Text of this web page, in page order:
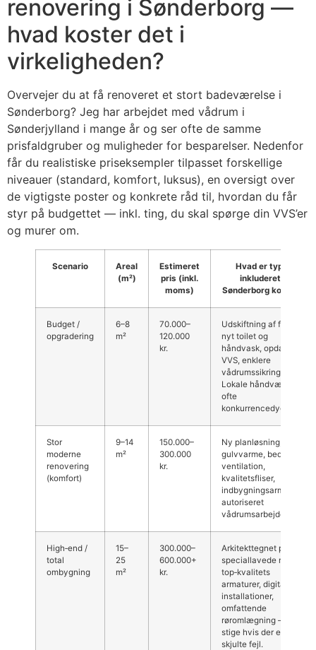
renovering i Sønderborg —
hvad koster det i
virkeligheden?
Overvejer du at få renoveret et stort badeværelse i
Sønderborg? Jeg har arbejdet med vådrum i
Sønderjylland i mange år og ser ofte de samme
prisfaldgruber og muligheder for besparelser. Nedenfor
får du realistiske priseksempler tilpasset forskellige
niveauer (standard, komfort, luksus), en oversigt over
de vigtigste poster og konkrete råd til, hvordan du får
styr på budgettet — inkl. ting, du skal spørge din VVS’er
og murer om.
Scenario
Areal
(m²)
Estimeret
pris (inkl.
moms)
Hvad er typisk
inkluderet —
Sønderborg kontekst
Budget /
opgradering
6–8
m²
70.000–
120.000
kr.
Udskiftning af fliser,
nyt toilet og
håndvask, opdateret
VVS, enklere
vådrumssikring.
Lokale håndværkere
ofte
konkurrencedygtige.
Stor
moderne
renovering
(komfort)
9–14
m²
150.000–
300.000
kr.
Ny planløsning,
gulvvarme, bedre
ventilation,
kvalitetsfliser,
indbygningsarmaturer,
autoriseret
vådrumsarbejde.
High‑end /
total
ombygning
15–
25
m²
300.000–
600.000+
kr.
Arkitekttegnet plan,
speciallavede møbler,
top‑kvalitets
armaturer, digitale
installationer,
omfattende
røromlægning — kan
stige hvis der er
skjulte fejl.